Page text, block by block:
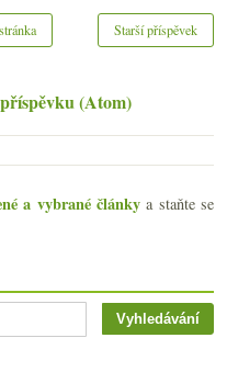
Starší příspěvek
(Atom)
a vybrané články a staňte se